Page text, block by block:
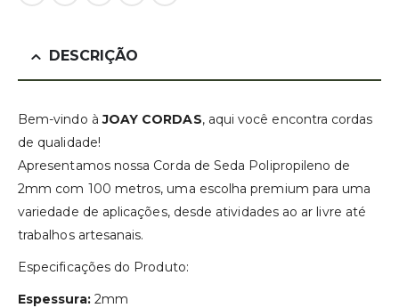
DESCRIÇÃO
Bem-vindo àJOAY CORDAS, aqui você encontra cordas
de qualidade!
Apresentamos nossa Corda de Seda Polipropileno de
2mm com 100 metros, uma escolha premium para uma
variedade de aplicações, desde atividades ao ar livre até
trabalhos artesanais.
Especificações do Produto:
Espessura:2mm